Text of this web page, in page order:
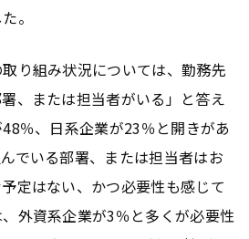
。
り組み状況については、勤務先
、または担当者がいる」と答え
％、日系企業が23％と開きがあ
でいる部署、または担当者はお
定はない、かつ必要性も感じて
外資系企業が3％と多くが必要性